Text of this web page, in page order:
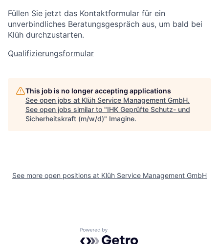
Füllen Sie jetzt das Kontaktformular für ein
unverbindliches Beratungsgespräch aus, um bald bei
Klüh durchzustarten.
Qualifizierungsformular
This job is no longer accepting applications
See open jobs at Klüh Service Management GmbH.
See open jobs similar to "IHK Geprüfte Schutz- und
Sicherheitskraft (m/w/d)" Imagine.
See more open positions at Klüh Service Management GmbH
Powered by Getro.com